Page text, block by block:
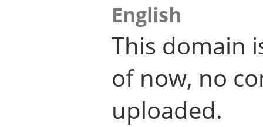
English
This domain
of now, no
uploaded.